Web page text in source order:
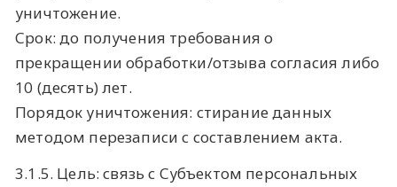
уничтожение.
Срок: до получения требования о
прекращении обработки/отзыва согласия либо
10 (десять) лет.
Порядок уничтожения: стирание данных
методом перезаписи с составлением акта.
3.1.5. Цель: связь с Субъектом персональных